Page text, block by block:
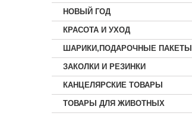
НОВЫЙ ГОД
КРАСОТА И УХОД
ШАРИКИ,ПОДАРОЧНЫЕ ПАКЕТЫ
ЗАКОЛКИ И РЕЗИНКИ
КАНЦЕЛЯРСКИЕ ТОВАРЫ
ТОВАРЫ ДЛЯ ЖИВОТНЫХ